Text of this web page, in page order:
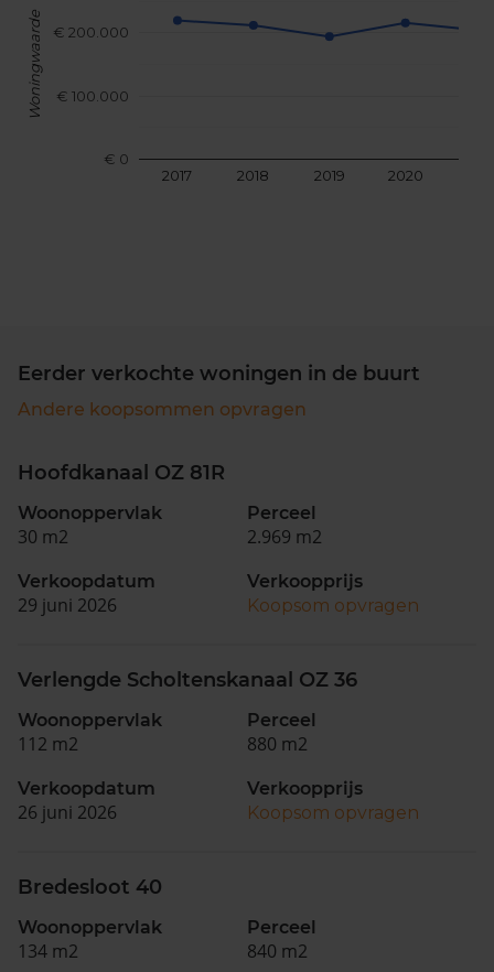
2017 2018 2019 2020
€ 0
€ 100.000
€ 200.000
Woningwaarde
Eerder verkochte woningen in de buurt
Andere koopsommen opvragen
Hoofdkanaal OZ 81R
Woonoppervlak
30 m2
Perceel
2.969 m2
Verkoopdatum
29 juni 2026
Verkoopprijs
Koopsom opvragen
Verlengde Scholtenskanaal OZ 36
Woonoppervlak
112 m2
Perceel
880 m2
Verkoopdatum
26 juni 2026
Verkoopprijs
Koopsom opvragen
Bredesloot 40
Woonoppervlak
134 m2
Perceel
840 m2